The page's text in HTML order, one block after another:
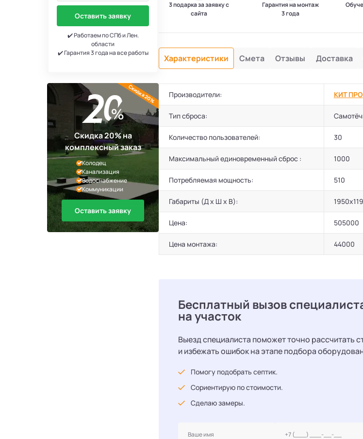
Оставить заявку
✔️ Работаем по СПб и Лен.
области
✔️ Гарантия 3 года на все работы
Скидка 20% на
комплексный заказ
Колодец
Канализация
Водоснабжение
Коммуникации
Оставить заявку
Скидка 20%
3 подарка за заявку с
сайта
Гарантия на монтаж
3 года
Характеристики Смета Отзывы Доставка
Производители: КИТ ПРО
Тип сброса:
Количество пользователей: 30
Максимальный единовременный сброс : 1000
Потребляемая мощность: 510
Габариты (Д х Ш х В):
Цена: 505000
Цена монтажа: 44000
Бесплатный вызов
на участок
Выезд специалиста поможет точно рассчитать
и избежать ошибок на этапе подбора
Помогу подобрать септик.
Сориентирую по стоимости.
Сделаю замеры.